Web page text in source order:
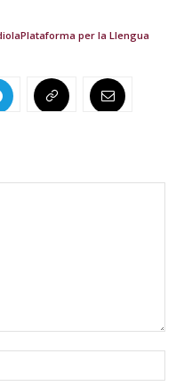
Plataforma per la Llengua